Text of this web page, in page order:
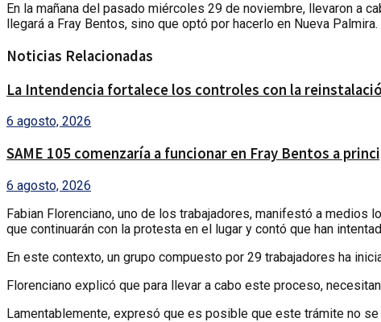
En la mañana del pasado miércoles 29 de noviembre, llevaron a
llegará a Fray Bentos, sino que optó por hacerlo en Nueva Palmira.
Noticias Relacionadas
La Intendencia fortalece los controles con la
6 agosto, 2026
SAME 105 comenzaría a funcionar en Fray Bentos a
6 agosto, 2026
Fabian Florenciano, uno de los trabajadores, manifestó a
que continuarán con la protesta en el lugar y contó que han
En este contexto, un grupo compuesto por 29 trabajadores ha
Florenciano explicó que para llevar a cabo este proceso,
Lamentablemente, expresó que es posible que este trámite no